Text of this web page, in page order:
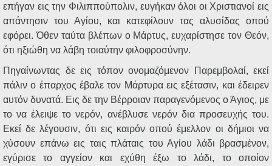
επήγαν εις την Φιλιππούπολιν, ευγήκαν όλοι οι Χριστιανοί εις
απάντησιν του Αγίου, και κατεφίλουν τας αλυσίδας οπού
εφόρει. Όθεν ταύτα βλέπων ο Μάρτυς, ευχαρίστησε τον Θεόν,
ότι ηξιώθη να λάβη τοιαύτην φιλοφροσύνην.
Πηγαίνωντας δε εις τόπον ονομαζόμενον Παρεμβολαί, εκεί
πάλιν ο έπαρχος έβαλε τον Μάρτυρα εις εξέτασιν, και έδειρεν
αυτόν δυνατά. Εις δε την Βέρροιαν παραγενόμενος ο Άγιος, με
το να έλειψε το νερόν, ανέβλυσε νερόν δια προσευχής του.
Εκεί δε λέγουσιν, ότι εις καιρόν οπού έμελλον οι δήμιοι να
χύσουν επάνω εις ταις πλάταις του Αγίου λάδι βρασμένον,
εγύρισε το αγγείον και εχύθη έξω το λάδι, το οποίον